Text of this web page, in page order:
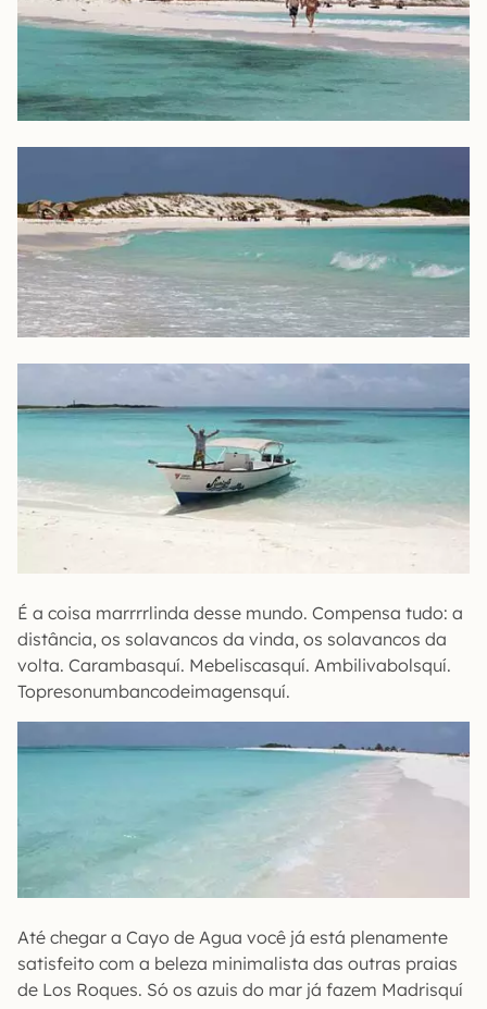
É a coisa marrrrlinda desse mundo. Compensa tudo: a
distância, os solavancos da vinda, os solavancos da
volta. Carambasquí. Mebeliscasquí. Ambilivabolsquí.
Topresonumbancodeimagensquí.
Até chegar a Cayo de Agua você já está plenamente
satisfeito com a beleza minimalista das outras praias
de Los Roques. Só os azuis do mar já fazem Madrisquí